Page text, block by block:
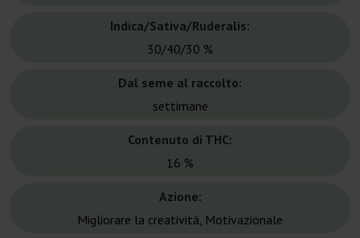
Indica/Sativa/Ruderalis:
30/40/30 %
Dal seme al raccolto:
settimane
Contenuto di THC:
16 %
Azione:
Migliorare la creatività, Motivazionale